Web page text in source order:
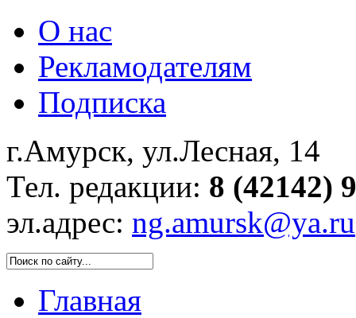
О нас
Рекламодателям
Подписка
г.Амурск, ул.Лесная, 14
Тел. редакции: 8 (42142)
эл.адрес: ng.amursk@ya.ru
Главная